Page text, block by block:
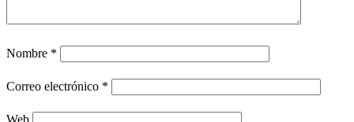
Nombre *
Correo electrónico *
Web